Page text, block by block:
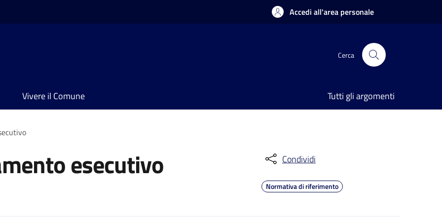
Accedi all'area personale
Cerca
Vivere il Comune Tutti gli argomenti
esecutivo Condividi
Normativa di riferimento